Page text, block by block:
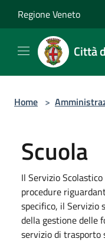
Regione Veneto
Città
Home >
Scuola
Il Servizio
procedure
specifico, il Servizio
della gestione delle
servizio di trasporto